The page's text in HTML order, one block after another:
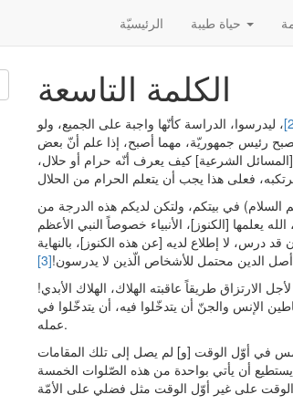
الرئیسیّة
الكلمة التاسعة
، ليدرسوا، الدراسة كأنّها واجبة على الجميع، ولو
رئيس جمهوريّة، مهما أصبح، إذا علم أنّ بعض
[المسائل الشرعية] كيف يعرف أنّه حرام أو حلال،
السلام) في بيتكم، ولتكن لديكم هذه الدرجة من
يعلمها [الكنوز]، الأنبياء خصوصاً النبي الأعظم
درس، لا إطلاع لديه [عن هذه الكنوز]، بالنهاية
الدين محتمل للأشخاص الّذين لا يدرسون![3]
طريقاً عاقبته الهلاك، الهلاك الأبدي!
والجنّ أن يتدخّلوا فيه، أن يتدخّلوا في
عمله.
في أوّل الوقت [و] لم يصل إلى تلك المقامات
أن يأتي بواحدة من هذه الصّلوات الخمسة